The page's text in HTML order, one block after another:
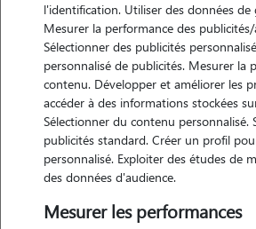
l'identification. Utiliser des données de
Mesurer la performance des
Sélectionner des publicités
personnalisé de publicités. Mesurer la
contenu. Développer et améliorer les
accéder à des informations stockées
Sélectionner du contenu personnalisé.
publicités standard. Créer un profil
personnalisé. Exploiter des études de
des données d'audience.
Mesurer les performances